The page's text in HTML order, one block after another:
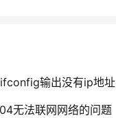
输出没有ip地址
无法联网网络的问题